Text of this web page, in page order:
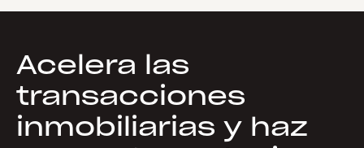
Acelera las
transacciones
inmobiliarias y haz